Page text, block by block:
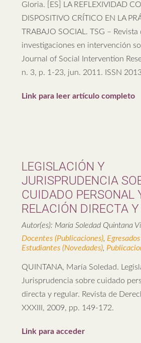
Gloria. [ES] LA REFLEXIVIDAD
DISPOSITIVO CRÍTICO EN LA
TRABAJO SOCIAL. TSG – Revista
investigaciones en intervención
Journal of Social Intervention
n. 3, p. 1-23, jun. 2011. ISSN
Link para leer artículo completo
LEGISLACIÓN Y
JURISPRUDENCIA
CUIDADO PERSONAL
RELACIÓN DIRECTA Y
Autor(es): María Soledad Quintana
Docentes (Publicaciones),
Estudiantes (Novedades),
QUINTANA, María Soledad.
Jurisprudencia sobre cuidado
directa y regular. Revista de
XXXIII, 2009, pp. 149-172.
Link para acceder